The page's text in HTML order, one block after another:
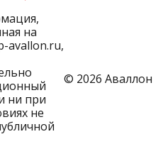
на
avallon.ru,
ни при
не
© 2026 Аваллон